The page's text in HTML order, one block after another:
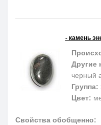
- камень
Другие
черный
Группа:
Цвет:
Свойства обобщенно: